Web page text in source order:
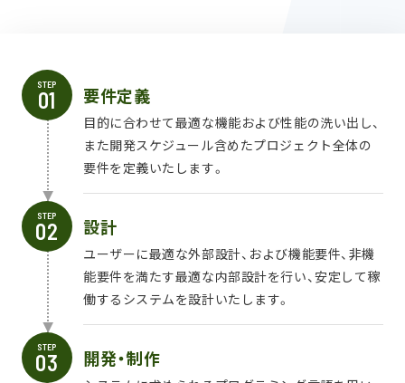
STEP 要件定義
目的に合わせて最適な機能および性能の洗い出し、
また開発スケジュール含めたプロジェクト全体の
要件を定義いたします。
STEP 設計
ユーザーに最適な外部設計、および機能要件、非機
能要件を満たす最適な内部設計を行い、安定して稼
働するシステムを設計いたします。
STEP 開発・制作